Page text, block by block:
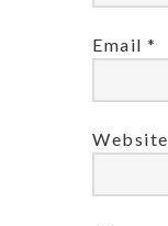
Email *
Website